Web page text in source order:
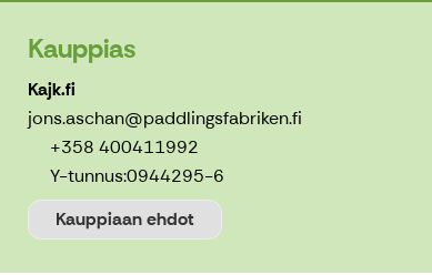
Kauppias
Kajk.fi
jons.aschan@paddlingsfabriken.fi
+358 400411992
Y-tunnus:0944295-6
Kauppiaan ehdot